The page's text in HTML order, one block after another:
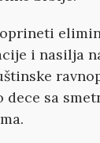
i nasilja
dece sa